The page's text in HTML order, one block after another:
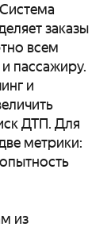
заказы
всем
пассажиру.
и
ДТП. Для
метрики:
из